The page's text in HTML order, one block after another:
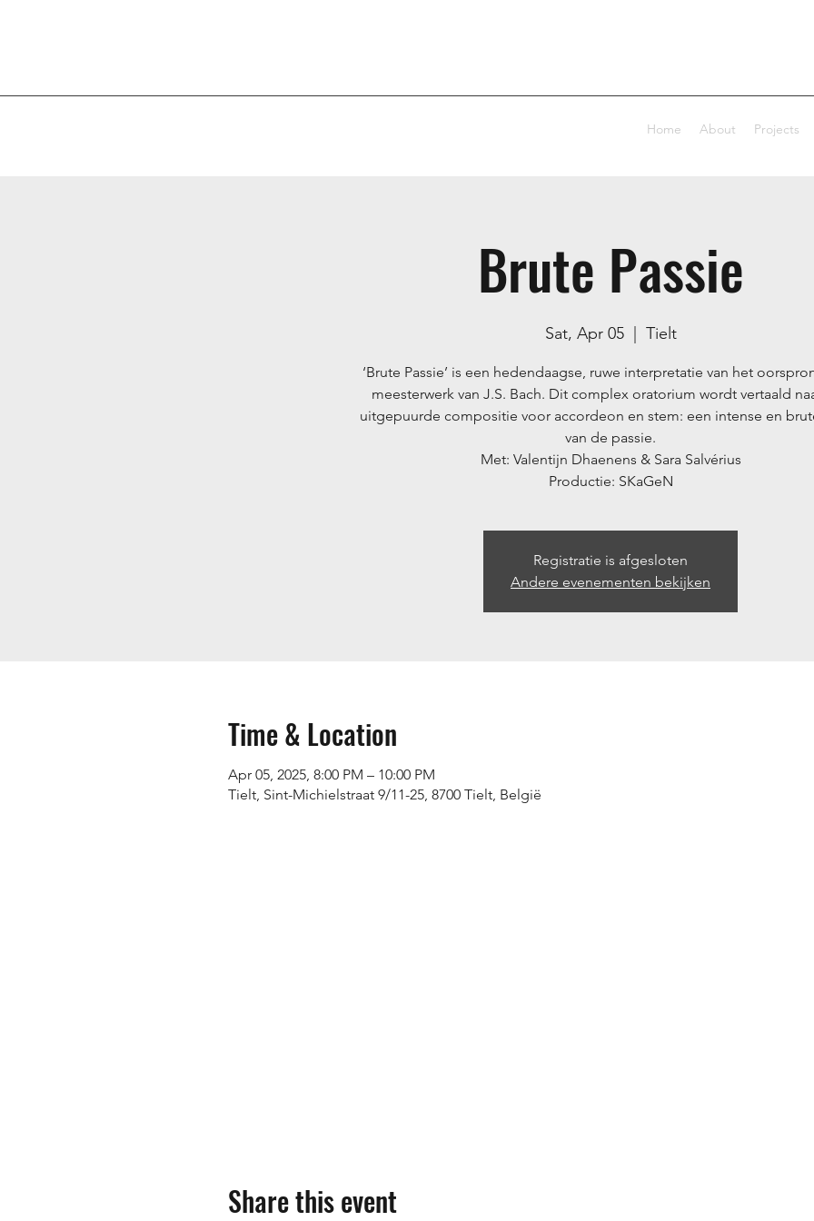
Home About Projects
Brute Passie
Sat, Apr 05
  |
Tielt
‘Brute Passie’ is een hedendaagse, ruwe interpretatie van het
meesterwerk van J.S. Bach. Dit complex oratorium wordt vertaald
uitgepuurde compositie voor accordeon en stem: een intense en
van de passie.
Met: Valentijn Dhaenens & Sara Salvérius
Productie: SKaGeN
Registratie is afgesloten
Andere evenementen bekijken
Time & Location
Apr 05, 2025, 8:00 PM – 10:00 PM
Tielt, Sint-Michielstraat 9/11-25, 8700 Tielt, België
Share this event